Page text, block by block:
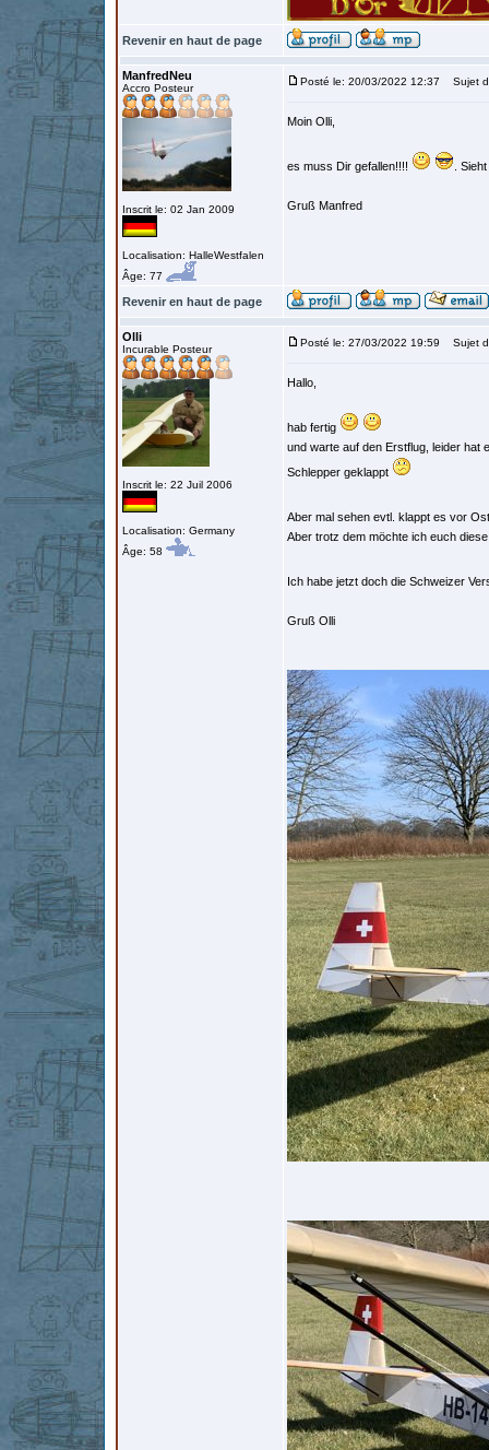
Revenir en haut de page
ManfredNeu
Accro Posteur
Inscrit le: 02 Jan 2009
Localisation: HalleWestfalen
Âge: 77
Posté le: 20/03/2022 12:37 Sujet
Moin Olli,
es muss Dir gefallen!!!! .
Gruß Manfred
Revenir en haut de page
Olli
Incurable Posteur
Inscrit le: 22 Juil 2006
Localisation: Germany
Âge: 58
Posté le: 27/03/2022 19:59 Sujet
Hallo,
hab fertig
und warte auf den Erstflug, leider hat
Schlepper geklappt
Aber mal sehen evtl. klappt es vor
Aber trotz dem möchte ich euch
Ich habe jetzt doch die Schweizer
Gruß Olli